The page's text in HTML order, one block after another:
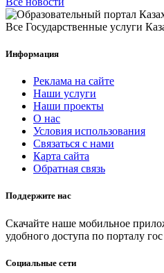
Все Государственные услуги
Информация
Реклама на сайте
Наши услуги
Наши проекты
О нас
Условия использования
Связаться с нами
Карта сайта
Обратная связь
Поддержите нас
Скачайте наше мобильное
удобного доступа по порталу
Социальные сети